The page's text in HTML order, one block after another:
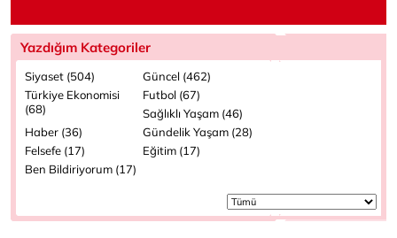
Yazdığım Kategoriler
Siyaset (504)
Güncel (462)
Türkiye Ekonomisi
(68)
Futbol (67)
Sağlıklı Yaşam (46)
Haber (36)
Gündelik Yaşam (28)
Felsefe (17)
Eğitim (17)
Ben Bildiriyorum (17)